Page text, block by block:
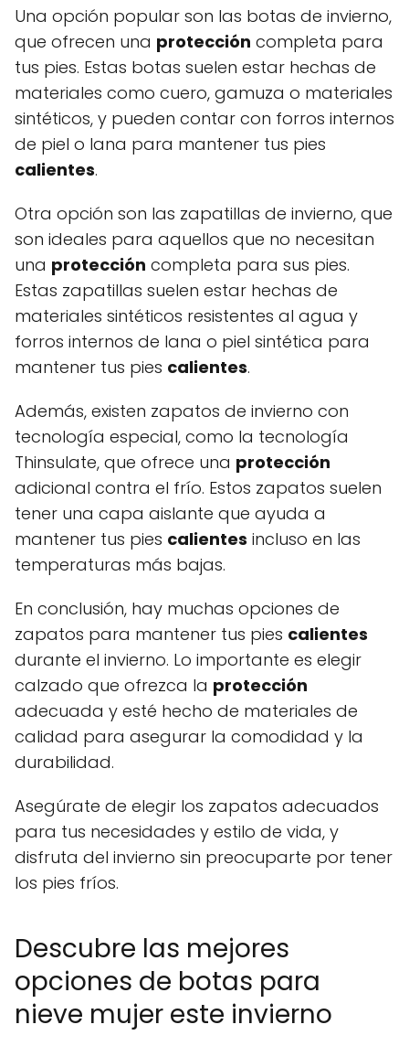
Una opción popular son las botas de invierno,
que ofrecen una protección completa para
tus pies. Estas botas suelen estar hechas de
materiales como cuero, gamuza o materiales
sintéticos, y pueden contar con forros internos
de piel o lana para mantener tus pies
calientes.
Otra opción son las zapatillas de invierno, que
son ideales para aquellos que no necesitan
una protección completa para sus pies.
Estas zapatillas suelen estar hechas de
materiales sintéticos resistentes al agua y
forros internos de lana o piel sintética para
mantener tus pies calientes.
Además, existen zapatos de invierno con
tecnología especial, como la tecnología
Thinsulate, que ofrece una protección
adicional contra el frío. Estos zapatos suelen
tener una capa aislante que ayuda a
mantener tus pies calientes incluso en las
temperaturas más bajas.
En conclusión, hay muchas opciones de
zapatos para mantener tus pies calientes
durante el invierno. Lo importante es elegir
calzado que ofrezca la protección
adecuada y esté hecho de materiales de
calidad para asegurar la comodidad y la
durabilidad.
Asegúrate de elegir los zapatos adecuados
para tus necesidades y estilo de vida, y
disfruta del invierno sin preocuparte por tener
los pies fríos.
Descubre las mejores
opciones de botas para
nieve mujer este invierno